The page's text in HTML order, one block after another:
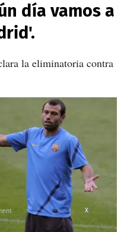
día vamos a
la eliminatoria contra
X